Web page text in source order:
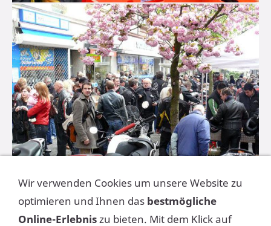
Wir verwenden Cookies um unsere Website zu
optimieren und Ihnen das bestmögliche
Online-Erlebniszu bieten. Mit dem Klick auf